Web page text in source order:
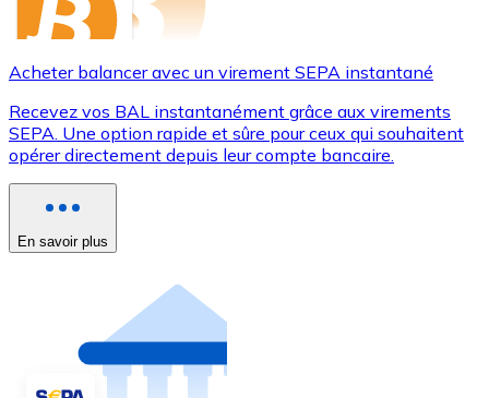
Acheter balancer avec un virement SEPA instantané
Recevez vos BAL instantanément grâce aux virements
SEPA. Une option rapide et sûre pour ceux qui souhaitent
opérer directement depuis leur compte bancaire.
En savoir plus